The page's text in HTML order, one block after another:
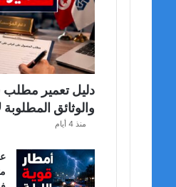
ل
غ
ن
و
ش
ي
ك
ا
ل
دليل تعمير
والوثائق المطلوبة
منذ 4 أيام